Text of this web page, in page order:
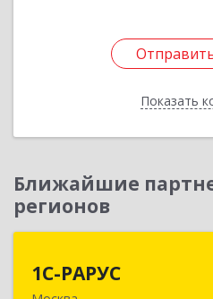
Показать
Ближайшие
регионов
1С-РАРУС